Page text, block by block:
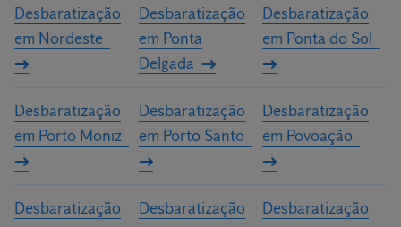
Desbaratização
em Nordeste
Desbaratização
em Ponta
Delgada
Desbaratização
em Ponta do Sol
Desbaratização
em Porto Moniz
Desbaratização
em Porto Santo
Desbaratização
em Povoação
Desbaratização
Desbaratização
Desbaratização